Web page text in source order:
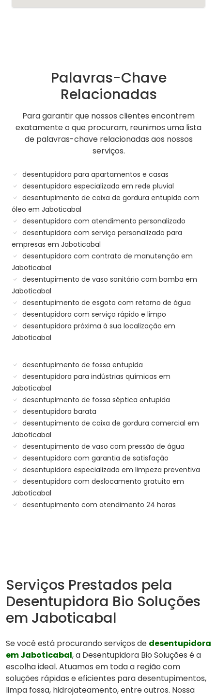
Palavras-Chave
Relacionadas
Para garantir que nossos clientes encontrem
exatamente o que procuram, reunimos uma lista
de palavras-chave relacionadas aos nossos
serviços.
desentupidora para apartamentos e casas
desentupidora especializada em rede pluvial
desentupimento de caixa de gordura entupida com
óleo em Jaboticabal
desentupidora com atendimento personalizado
desentupidora com serviço personalizado para
empresas em Jaboticabal
desentupidora com contrato de manutenção em
Jaboticabal
desentupimento de vaso sanitário com bomba em
Jaboticabal
desentupimento de esgoto com retorno de água
desentupidora com serviço rápido e limpo
desentupidora próxima à sua localização em
Jaboticabal
desentupimento de fossa entupida
desentupidora para indústrias químicas em
Jaboticabal
desentupimento de fossa séptica entupida
desentupidora barata
desentupimento de caixa de gordura comercial em
Jaboticabal
desentupimento de vaso com pressão de água
desentupidora com garantia de satisfação
desentupidora especializada em limpeza preventiva
desentupidora com deslocamento gratuito em
Jaboticabal
desentupimento com atendimento 24 horas
Serviços Prestados pela
Desentupidora Bio Soluções
em Jaboticabal
Se você está procurando serviços de desentupidora
em Jaboticabal, a Desentupidora Bio Soluções é a
escolha ideal. Atuamos em toda a região com
soluções rápidas e eficientes para desentupimentos,
limpa fossa, hidrojateamento, entre outros. Nossa